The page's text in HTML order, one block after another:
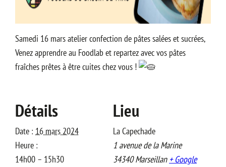
Samedi 16 mars atelier confection de pâtes salées et sucrées,
Venez apprendre au Foodlab et repartez avec vos pâtes
fraîches prêtes à être cuites chez vous !
Détails
Date : 16 mars 2024
Heure :
14h00 – 15h30
Lieu
La Capechade
1 avenue de la Marine
34340 Marseillan + Google